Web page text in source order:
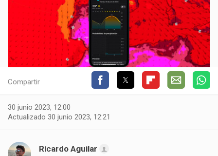
Compartir
30 junio 2023, 12:00
Actualizado 30 junio 2023, 12:21
Ricardo Aguilar